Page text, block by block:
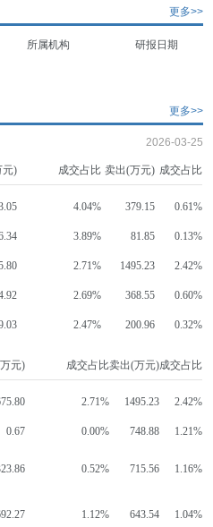
更多>>
所属机构 研报日期
更多>>
2026-03-25
元) 成交占比 卖出(万元) 成交占比
4.04% 379.15 0.61%
3.89% 81.85 0.13%
2.71% 1495.23 2.42%
2.69% 368.55 0.60%
2.47% 200.96 0.32%
元) 成交占比卖出(万元)成交占比
2.71% 1495.23 2.42%
0.67 0.00% 748.88 1.21%
0.52% 715.56 1.16%
1.12% 643.54 1.04%